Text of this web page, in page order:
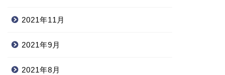
2021年11月
2021年9月
2021年8月